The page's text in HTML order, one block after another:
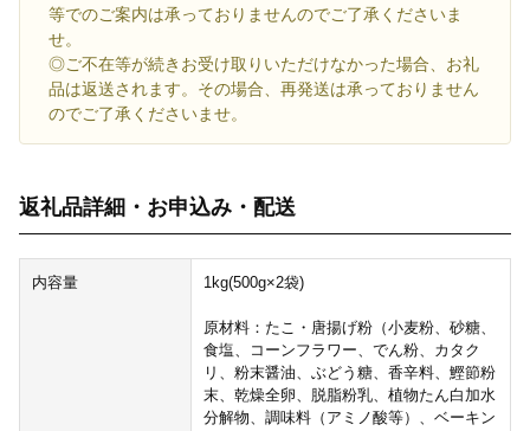
等でのご案内は承っておりませんのでご了承くださいま
せ。
◎ご不在等が続きお受け取りいただけなかった場合、お礼
品は返送されます。その場合、再発送は承っておりません
のでご了承くださいませ。
返礼品詳細・お申込み・配送
内容量 1kg(500g×2袋)
原材料：たこ・唐揚げ粉（小麦粉、砂糖、
食塩、コーンフラワー、でん粉、カタク
リ、粉末醤油、ぶどう糖、香辛料、鰹節粉
末、乾燥全卵、脱脂粉乳、植物たん白加水
分解物、調味料（アミノ酸等）、ベーキン